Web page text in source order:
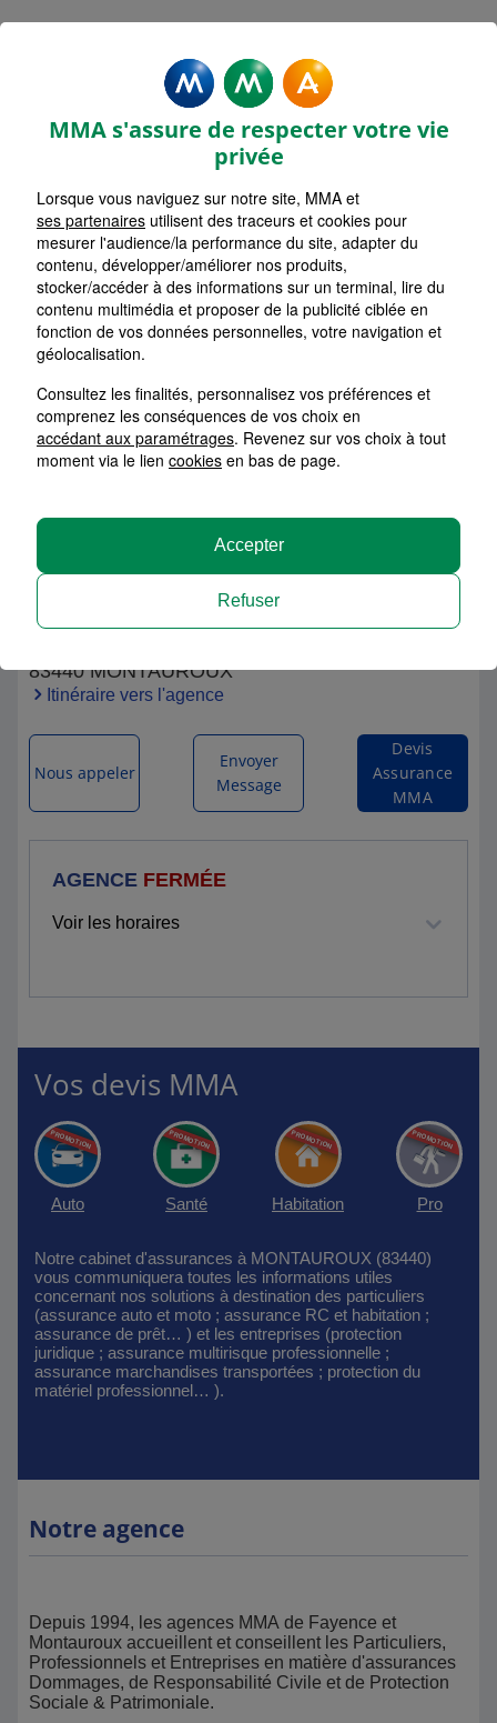
MONTAUROUX
Accueil
Assurance Provence-Alpes-Côte d'Azur
Jean-Philippe LITRE
83440 MONTAUROUX
Itinéraire vers l'agence
AGENCE FERMÉE
Voir les horaires
Nous appeler
Envoyer
Message
Devis
Assurance
MMA
Vos devis MMA
Auto Santé Habitation Pro
Notre cabinet d'assurances à MONTAUROUX (83440)
vous communiquera toutes les informations utiles
concernant nos solutions à destination des particuliers
(assurance auto et moto ; assurance RC et habitation ;
assurance de prêt… ) et les entreprises (protection
juridique ; assurance multirisque professionnelle ;
assurance marchandises transportées ; protection du
matériel professionnel… ).
Notre agence
Depuis 1994, les agences MMA de Fayence et
Montauroux accueillent et conseillent les Particuliers,
Professionnels et Entreprises en matière d'assurances
Dommages, de Responsabilité Civile et de Protection
Sociale & Patrimoniale.
MMA s'assure de respecter votre vie
privée
Lorsque vous naviguez sur notre site, MMA et
ses partenaires utilisent des traceurs et cookies pour
mesurer l'audience/la performance du site, adapter du
contenu, développer/améliorer nos produits,
stocker/accéder à des informations sur un terminal, lire du
contenu multimédia et proposer de la publicité ciblée en
fonction de vos données personnelles, votre navigation et
géolocalisation.
Consultez les finalités, personnalisez vos préférences et
comprenez les conséquences de vos choix en
accédant aux paramétrages. Revenez sur vos choix à tout
moment via le lien cookies en bas de page.
Refuser
Accepter